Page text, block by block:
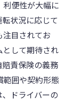
便性が大幅に
状況に応じて
目されてお
として期待され
責保険の義務
範囲や契約形態
ドライバーの